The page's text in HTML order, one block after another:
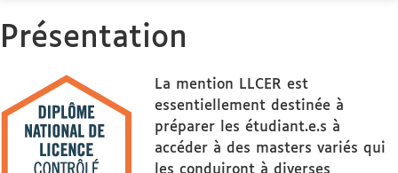
Présentation
La mention LLCER est
essentiellement destinée à
préparer les étudiant.e.s à
accéder à des masters variés qui
les conduiront à diverses